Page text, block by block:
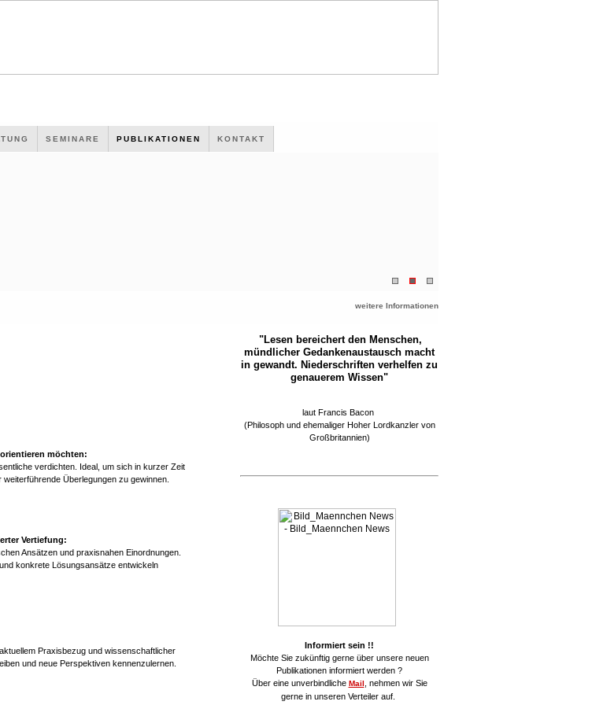
SEMINARE PUBLIKATIONEN KONTAKT
weitere Informationen
möchten:
verdichten. Ideal, um sich in kurzer Zeit
Überlegungen zu gewinnen.
Vertiefung:
Ansätzen und praxisnahen Einordnungen.
konkrete Lösungsansätze entwickeln
Praxisbezug und wissenschaftlicher
und neue Perspektiven kennenzulernen.
"Lesen bereichert den Menschen,
mündlicher Gedankenaustausch macht
in gewandt. Niederschriften verhelfen zu
genauerem Wissen"
laut Francis Bacon
(Philosoph und ehemaliger Hoher Lordkanzler von
Großbritannien)
Informiert sein !!
Möchte Sie zukünftig gerne über unsere neuen
Publikationen informiert werden ?
Über eine unverbindliche Mail , nehmen wir Sie
gerne in unseren Verteiler auf.